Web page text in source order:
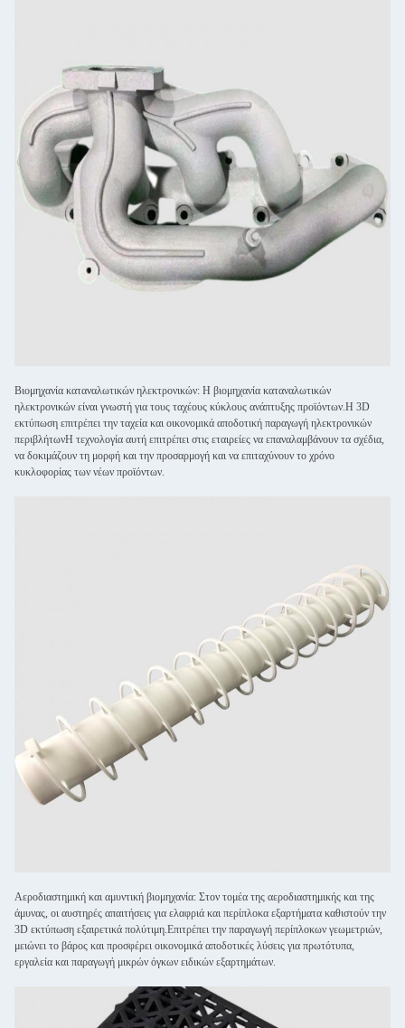
Βιομηχανία καταναλωτικών ηλεκτρονικών: Η βιομηχανία καταναλωτικών
ηλεκτρονικών είναι γνωστή για τους ταχέους κύκλους ανάπτυξης προϊόντων.Η 3D
εκτύπωση επιτρέπει την ταχεία και οικονομικά αποδοτική παραγωγή ηλεκτρονικών
περιβλήτωνΗ τεχνολογία αυτή επιτρέπει στις εταιρείες να επαναλαμβάνουν τα σχέδια,
να δοκιμάζουν τη μορφή και την προσαρμογή και να επιταχύνουν το χρόνο
κυκλοφορίας των νέων προϊόντων.
Αεροδιαστημική και αμυντική βιομηχανία: Στον τομέα της αεροδιαστημικής και της
άμυνας, οι αυστηρές απαιτήσεις για ελαφριά και περίπλοκα εξαρτήματα καθιστούν την
3D εκτύπωση εξαιρετικά πολύτιμη.Επιτρέπει την παραγωγή περίπλοκων γεωμετριών,
μειώνει το βάρος και προσφέρει οικονομικά αποδοτικές λύσεις για πρωτότυπα,
εργαλεία και παραγωγή μικρών όγκων ειδικών εξαρτημάτων.